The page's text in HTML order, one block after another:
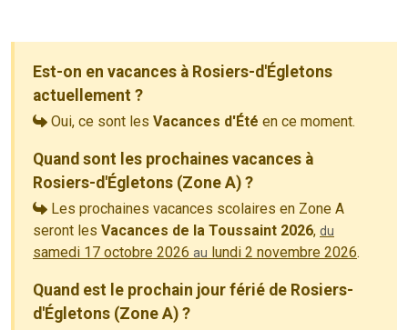
Est-on en vacances à Rosiers-d'Égletons
actuellement ?
Oui, ce sont les Vacances d'Été en ce moment.
Quand sont les prochaines vacances à
Rosiers-d'Égletons (Zone A) ?
Les prochaines vacances scolaires en Zone A
seront les Vacances de la Toussaint 2026, du
samedi 17 octobre 2026 au lundi 2 novembre 2026.
Quand est le prochain jour férié de Rosiers-
d'Égletons (Zone A) ?